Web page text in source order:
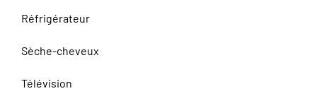
Réfrigérateur
Sèche-cheveux
Télévision